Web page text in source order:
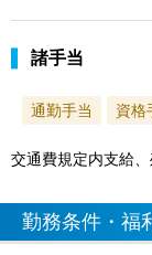
諸手当
通勤手当 資格
交通費規定内支給
勤務条件・福